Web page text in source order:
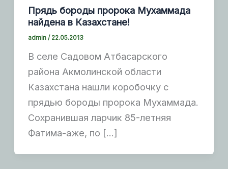
Прядь бороды пророка Мухаммада
найдена в Казахстане!
admin/ 22.05.2013
В селе Садовом Атбасарского
района Акмолинской области
Казахстана нашли коробочку с
прядью бороды пророка Мухаммада.
Сохранившая ларчик 85-летняя
Фатима-аже, по […]